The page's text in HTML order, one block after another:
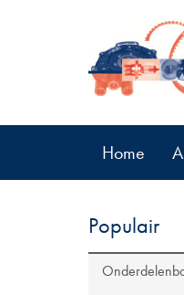
Home
Populair